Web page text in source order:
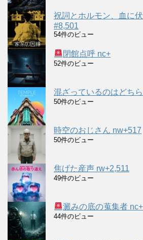
祝詞とホルモン、血に
#8,501
54件のビュー
閉館点呼 nc+
52件のビュー
混ざっているのはどち
50件のビュー
時空のおじさん nw+517
50件のビュー
焦げた産声 rw+2,511
49件のビュー
澱みの底の蒐集者 nc+
44件のビュー